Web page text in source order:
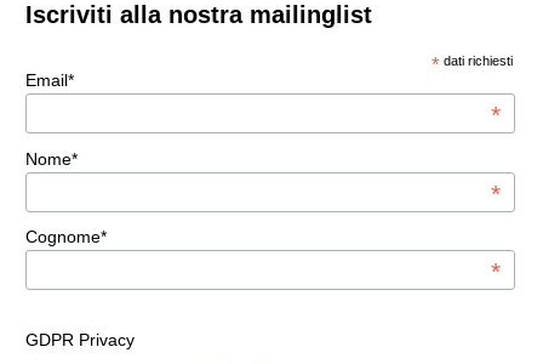
Iscriviti alla nostra mailinglist
* dati richiesti
Email*
*
Nome*
*
Cognome*
*
GDPR Privacy